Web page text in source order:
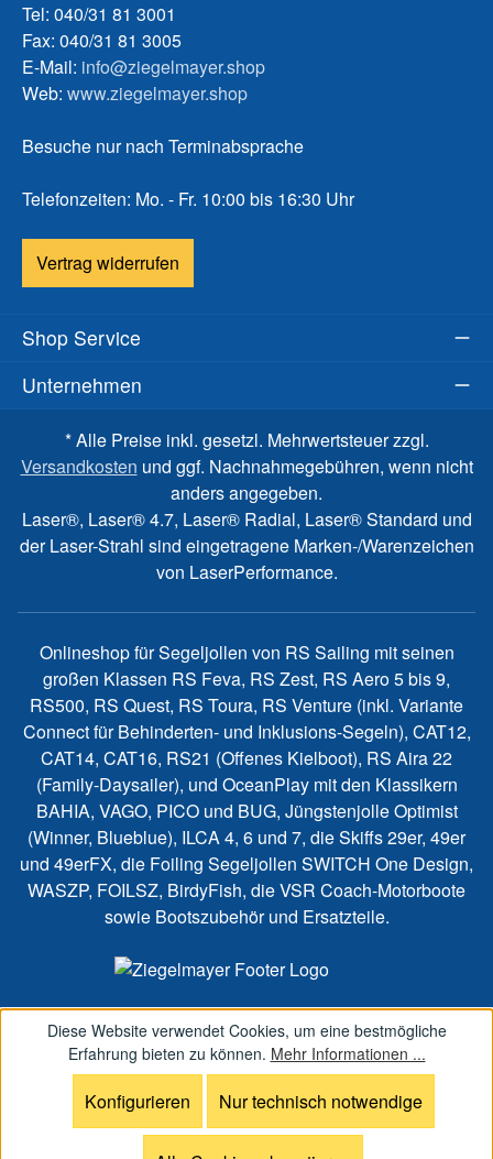
Tel: 040/31 81 3001
Fax: 040/31 81 3005
E-Mail: info@ziegelmayer.shop
Web: www.ziegelmayer.shop
Besuche nur nach Terminabsprache
Telefonzeiten: Mo. - Fr. 10:00 bis 16:30 Uhr
Vertrag widerrufen
Shop Service
Unternehmen
* Alle Preise inkl. gesetzl. Mehrwertsteuer zzgl.
Versandkosten und ggf. Nachnahmegebühren, wenn nicht
anders angegeben.
Laser®, Laser® 4.7, Laser® Radial, Laser® Standard und
der Laser-Strahl sind eingetragene Marken-/Warenzeichen
von LaserPerformance.
Onlineshop für Segeljollen von RS Sailing mit seinen
großen Klassen RS Feva, RS Zest, RS Aero 5 bis 9,
RS500, RS Quest, RS Toura, RS Venture (inkl. Variante
Connect für Behinderten- und Inklusions-Segeln), CAT12,
CAT14, CAT16, RS21 (Offenes Kielboot), RS Aira 22
(Family-Daysailer), und OceanPlay mit den Klassikern
BAHIA, VAGO, PICO und BUG, Jüngstenjolle Optimist
(Winner, Blueblue), ILCA 4, 6 und 7, die Skiffs 29er, 49er
und 49erFX, die Foiling Segeljollen SWITCH One Design,
WASZP, FOILSZ, BirdyFish, die VSR Coach-Motorboote
sowie Bootszubehör und Ersatzteile.
Diese Website verwendet Cookies, um eine bestmögliche
Erfahrung bieten zu können. Mehr Informationen ...
Nur technisch notwendige
Konfigurieren